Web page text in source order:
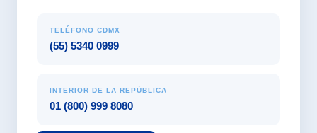
TELÉFONO CDMX
(55) 5340 0999
INTERIOR DE LA REPÚBLICA
01 (800) 999 8080